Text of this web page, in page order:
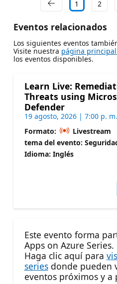
1 2
Eventos relacionados
Los siguientes eventos
Visite nuestra página
los eventos disponibles.
Learn Live:
Threats using
Defender
19 agosto, 2026 | 7:00 p. m.
Formato:
Livestream
tema del evento:
Idioma: Inglés
Este evento forma
Apps on Azure Series.
Haga clic aquí para
seriesdonde pueden
eventos próximos y a